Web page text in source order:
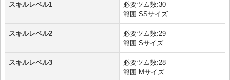
スキルレベル1
必要ツム数:30
範囲:SSサイズ
スキルレベル2
必要ツム数:29
範囲:Sサイズ
スキルレベル3
必要ツム数:28
範囲:Mサイズ